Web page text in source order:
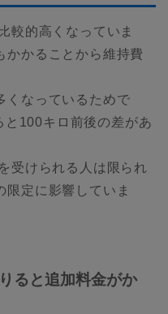
較的高くなっていま
かかることから維持費
くなっているためで
100キロ前後の差があ
受けられる人は限られ
限定に影響していま
ると追加料金がか